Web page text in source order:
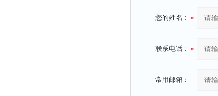
您的姓名：
联系电话：
常用邮箱：